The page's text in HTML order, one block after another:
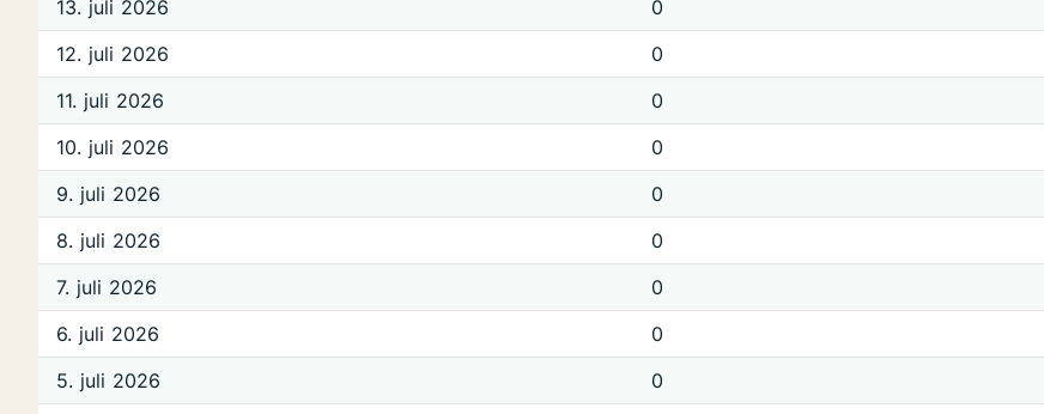
13. juli 2026
0
12. juli 2026
0
11. juli 2026
0
10. juli 2026
0
9. juli 2026
0
8. juli 2026
0
7. juli 2026
0
6. juli 2026
0
5. juli 2026
0